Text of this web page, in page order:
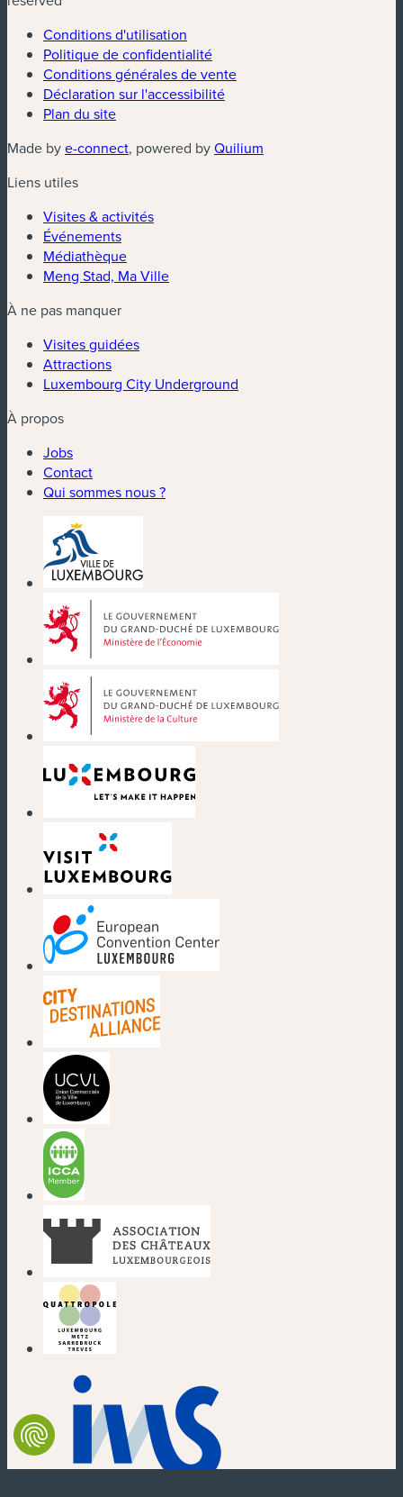
Conditions d'utilisation
Politique de confidentialité
Conditions générales de vente
Déclaration sur l'accessibilité
Plan du site
Made bye-connect(nouvelle fenêtre)
, powered byQuilium
Liens utiles
Visites & activités
Événements
Médiathèque
Meng Stad, Ma Ville
À ne pas manquer
Visites guidées
Attractions
Luxembourg City Underground
À propos
Jobs
Contact
Qui sommes nous ?